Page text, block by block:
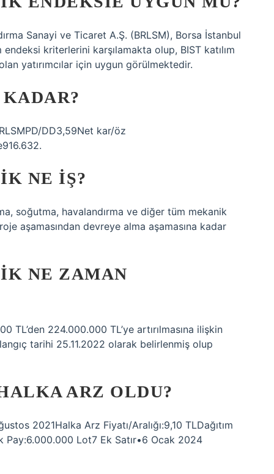
Sanayi ve Ticaret A.Ş. (BRLSM), Borsa İstanbul
kriterlerini karşılamakta olup, BIST katılım
yatırımcılar için uygun görülmektedir.
DD3,59Net kar/öz
NE IŞ?
soğutma, havalandırma ve diğer tüm mekanik
aşamasından devreye alma aşamasına kadar
NE ZAMAN
TL’den 224.000.000 TL’ye artırılmasına ilişkin
​​tarihi 25.11.2022 olarak belirlenmiş olup
ARZ OLDU?
2021Halka Arz Fiyatı/Aralığı:9,10 TLDağıtım
Pay:6.000.000 Lot7 Ek Satır•6 Ocak 2024